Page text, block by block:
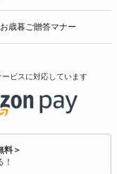
歳暮ご贈答マナー
ビスに対応しています
料＞